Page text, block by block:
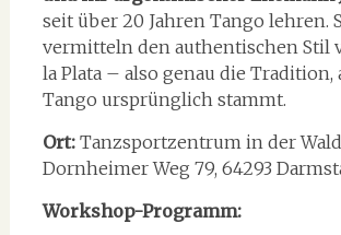
seit über 20 Jahren Tango lehren.
vermitteln den authentischen Stil
la Plata – also genau die Tradition,
Tango ursprünglich stammt.
Ort:Tanzsportzentrum in der
Dornheimer Weg 79, 64293
Workshop-Programm: